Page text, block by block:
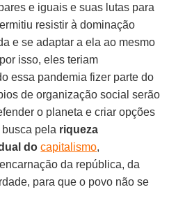
e iguais e suas lutas para
resistir à dominação
e se adaptar a ela ao mesmo
isso, eles teriam
essa pandemia fizer parte do
de organização social serão
o planeta e criar opções
pela riqueza
docapitalismo,
da república, da
para que o povo não se